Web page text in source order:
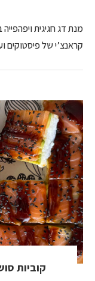
מנת דג חגיגית
קראנצ’י של פיסטוקים
קוביות